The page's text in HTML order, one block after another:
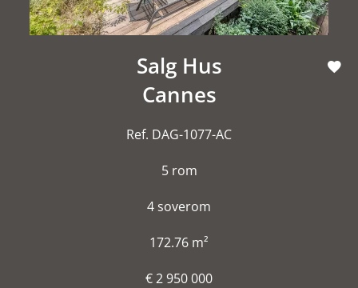
Salg Hus
Cannes
Ref. DAG-1077-AC
5 rom
4 soverom
172.76 m²
€ 2 950 000